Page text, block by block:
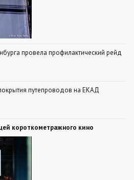
провела профилактический рейд
путепроводов на ЕКАД
короткометражного кино